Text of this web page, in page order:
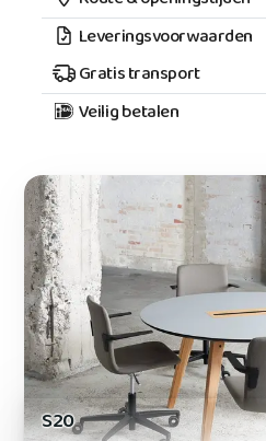
Leveringsvoorwaarden
Gratis transport
Veilig betalen
S20